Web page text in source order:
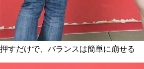
押すだけで、バランスは簡単に崩せる